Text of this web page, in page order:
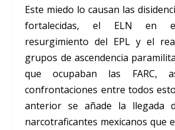
Este miedo lo causan las
fortalecidas, el ELN en
resurgimiento del EPL y el
grupos de ascendencia
que ocupaban las FARC,
confrontaciones entre todos
anterior se añade la llegada
narcotraficantes mexicanos que